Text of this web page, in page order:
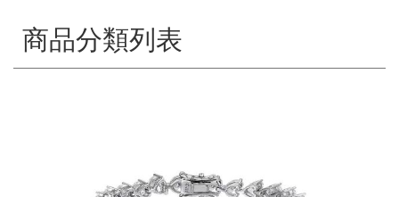
商品分類列表